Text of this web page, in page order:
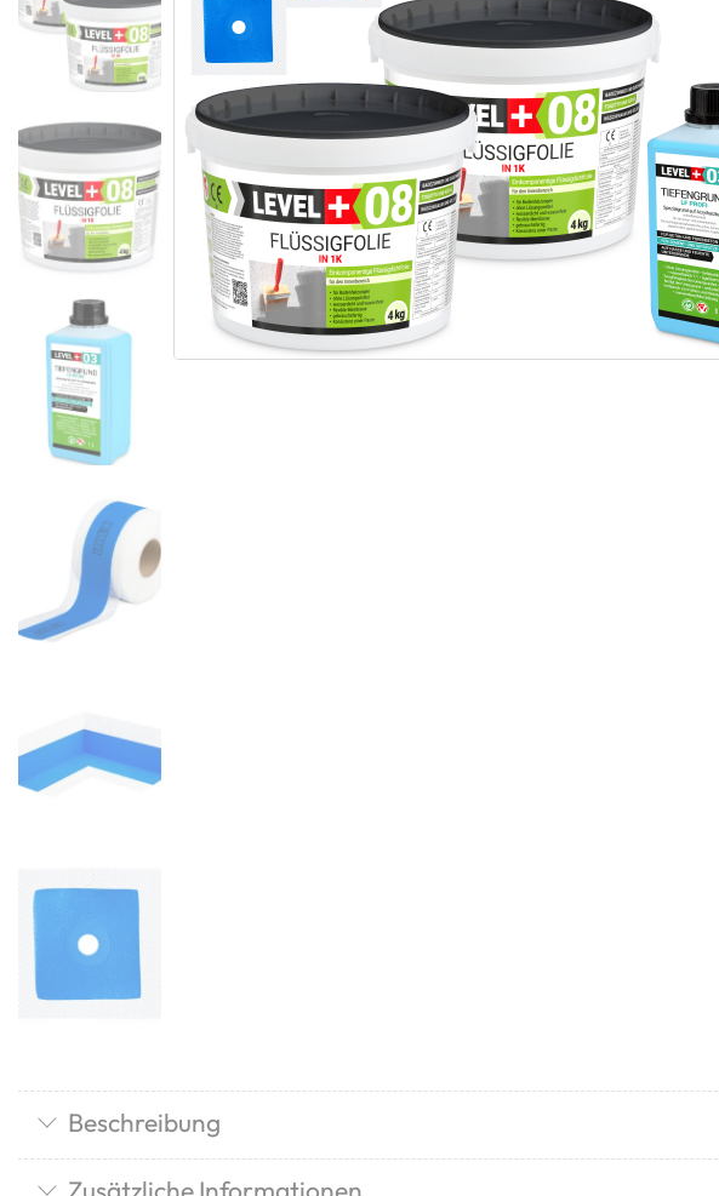
Beschreibung